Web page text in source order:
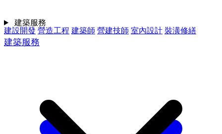
建設開發 營造工程 建築師 營建技師 室內設計 裝潢修繕
建築服務
建築服務